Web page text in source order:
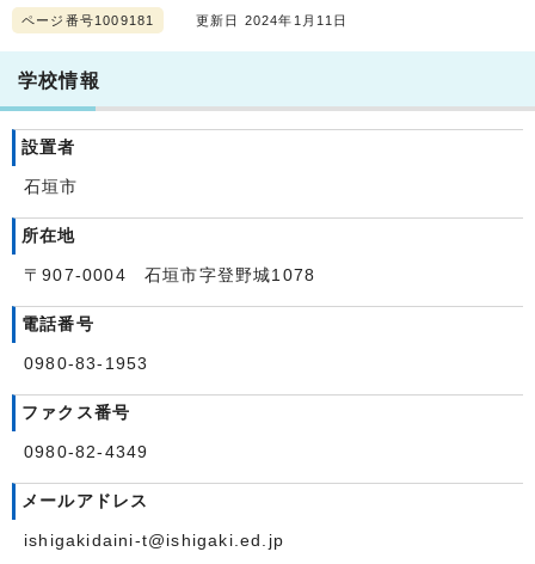
ページ番号1009181 更新日 2024年1月11日
学校情報
設置者
石垣市
所在地
〒907-0004 石垣市字登野城1078
電話番号
0980-83-1953
ファクス番号
0980-82-4349
メールアドレス
ishigakidaini-t@ishigaki.ed.jp